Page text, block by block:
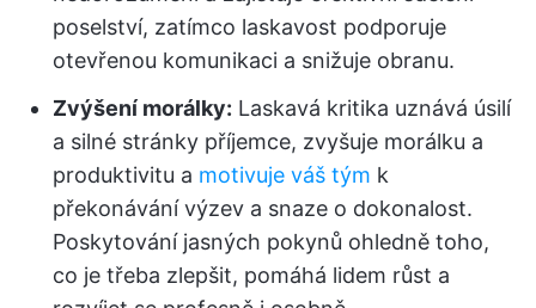
poselství, zatímco laskavost podporuje
otevřenou komunikaci a snižuje obranu.
Zvýšení morálky: Laskavá kritika uznává úsilí
a silné stránky příjemce, zvyšuje morálku a
produktivitu a motivuje váš tým k
překonávání výzev a snaze o dokonalost.
Poskytování jasných pokynů ohledně toho,
co je třeba zlepšit, pomáhá lidem růst a